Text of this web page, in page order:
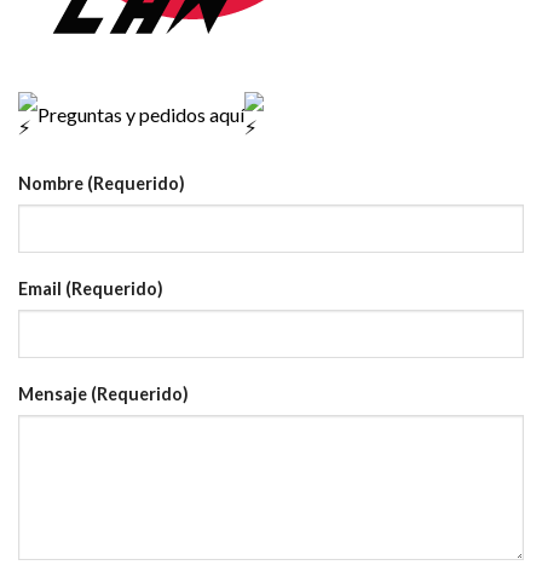
Preguntas y pedidos aquí
Nombre (Requerido)
Email (Requerido)
Mensaje (Requerido)